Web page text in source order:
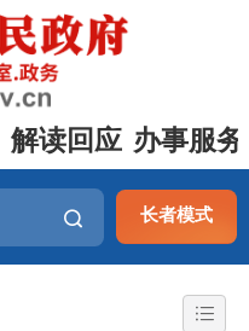
解读回应 办事服务
长者模式